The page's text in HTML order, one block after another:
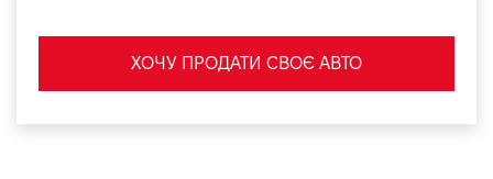
ХОЧУ ПРОДАТИ СВОЄ АВТО